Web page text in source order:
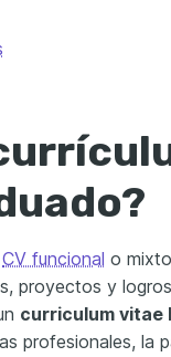
CV funcional o
proyectos y
curriculum vitae
profesionales, la